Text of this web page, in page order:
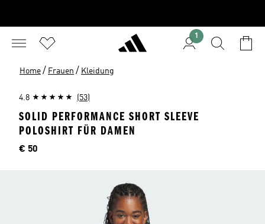
1
Home / Frauen / Kleidung
4.8 (53)
SOLID PERFORMANCE SHORT SLEEVE
POLOSHIRT FÜR DAMEN
Preis
€ 50